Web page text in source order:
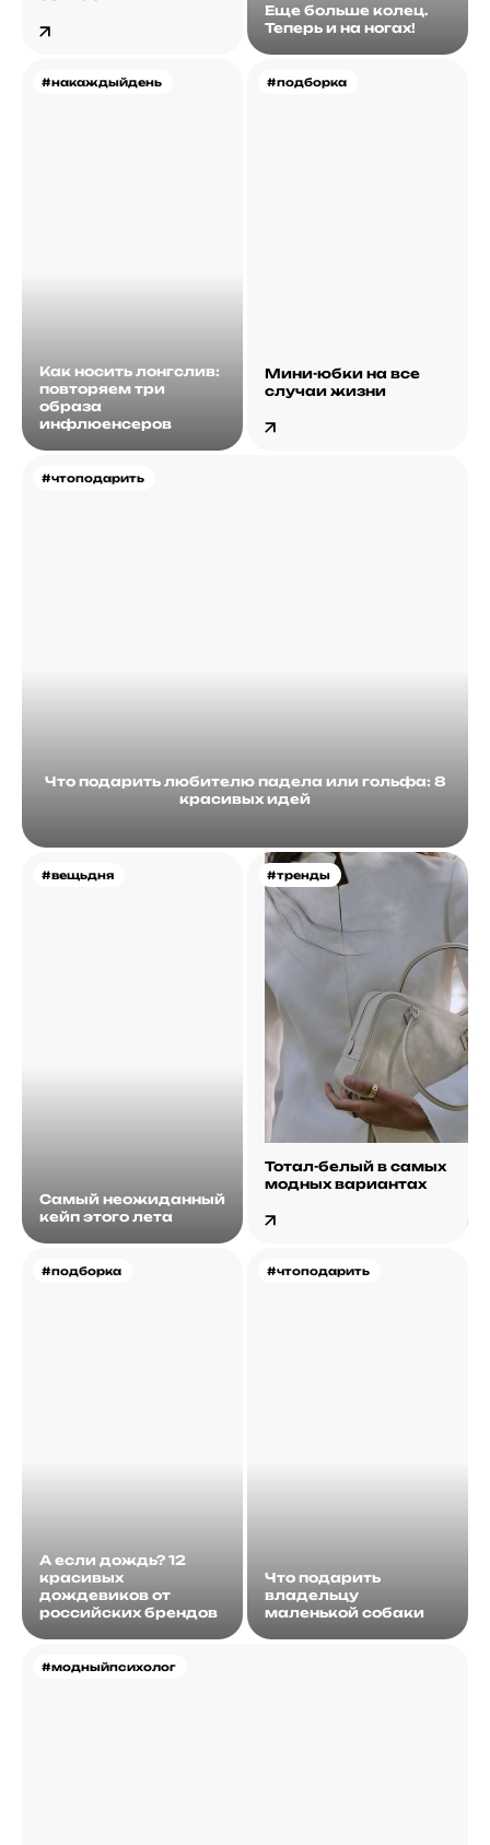
Еще больше колец.
Теперь и на ногах!
#накаждыйдень
Как носить лонгслив:
повторяем три
образа
инфлюенсеров
#чтоподарить
Что подарить любителю падела или гольфа: 8
красивых идей
#подборка
Мини-юбки на все
случаи жизни
#вещьдня
Самый неожиданный
кейп этого лета
#тренды
Тотал-белый в самых
модных вариантах
#подборка
А если дождь? 12
красивых
дождевиков от
российских брендов
#модныйпсихолог
#чтоподарить
Что подарить
владельцу
маленькой собаки